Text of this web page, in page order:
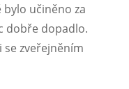
učiněno za
dobře dopadlo.
se zveřejněním